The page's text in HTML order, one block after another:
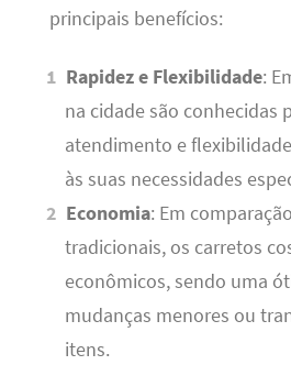
principais benefícios:
Rapidez e Flexibilidade:
na cidade são conhecidas
atendimento e
às suas necessidades
Economia: Em
tradicionais, os carretos
econômicos, sendo uma
mudanças menores ou
itens.